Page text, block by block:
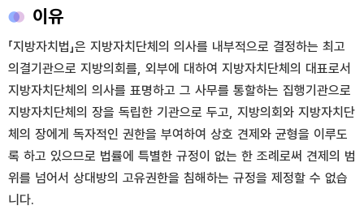
이유
「지방자치법」은 지방자치단체의 의사를 내부적으로 결정하는 최고
의결기관으로 지방의회를, 외부에 대하여 지방자치단체의 대표로서
지방자치단체의 의사를 표명하고 그 사무를 통할하는 집행기관으로
지방자치단체의 장을 독립한 기관으로 두고, 지방의회와 지방자치단
체의 장에게 독자적인 권한을 부여하여 상호 견제와 균형을 이루도
록 하고 있으므로 법률에 특별한 규정이 없는 한 조례로써 견제의 범
위를 넘어서 상대방의 고유권한을 침해하는 규정을 제정할 수 없습
니다.